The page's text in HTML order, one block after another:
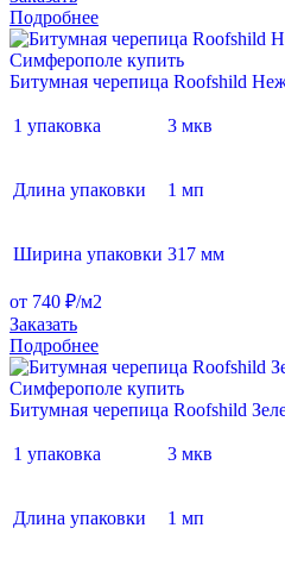
Подробнее
Битумная черепица Roofshild
1 упаковка 3 мкв
Длина упаковки 1 мп
Ширина упаковки 317 мм
от 740 ₽/м2
Заказать
Подробнее
Битумная черепица Roofshild
1 упаковка 3 мкв
Длина упаковки 1 мп